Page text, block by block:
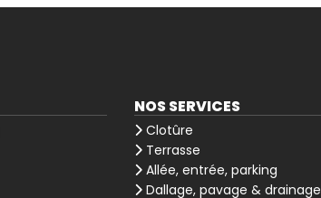
NOS SERVICES
Clotûre
Terrasse
Allée, entrée, parking
Dallage, pavage & drainage